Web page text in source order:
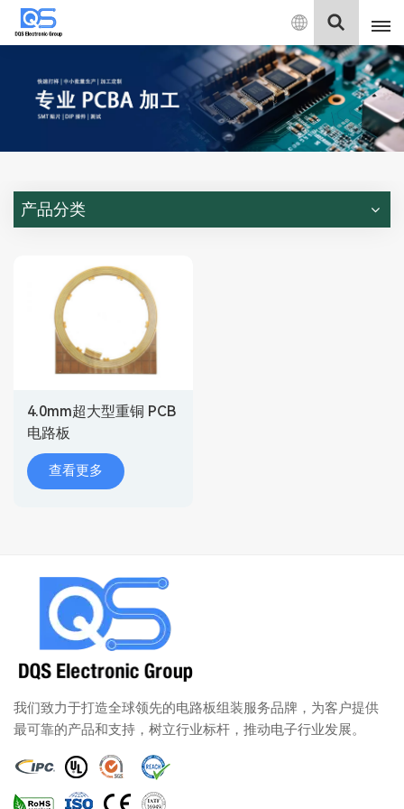
中
文
English
中文
Deutsch
产品分类
4.0mm超大型重铜 PCB
电路板
查看更多
我们致力于打造全球领先的电路板组装服务品牌，为客户提供
最可靠的产品和支持，树立行业标杆，推动电子行业发展。